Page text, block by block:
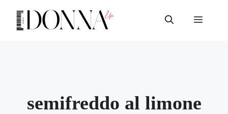
contenuto
Menu
semifreddo al limone